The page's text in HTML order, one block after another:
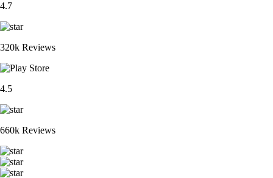
4.7
320k Reviews
4.5
660k Reviews